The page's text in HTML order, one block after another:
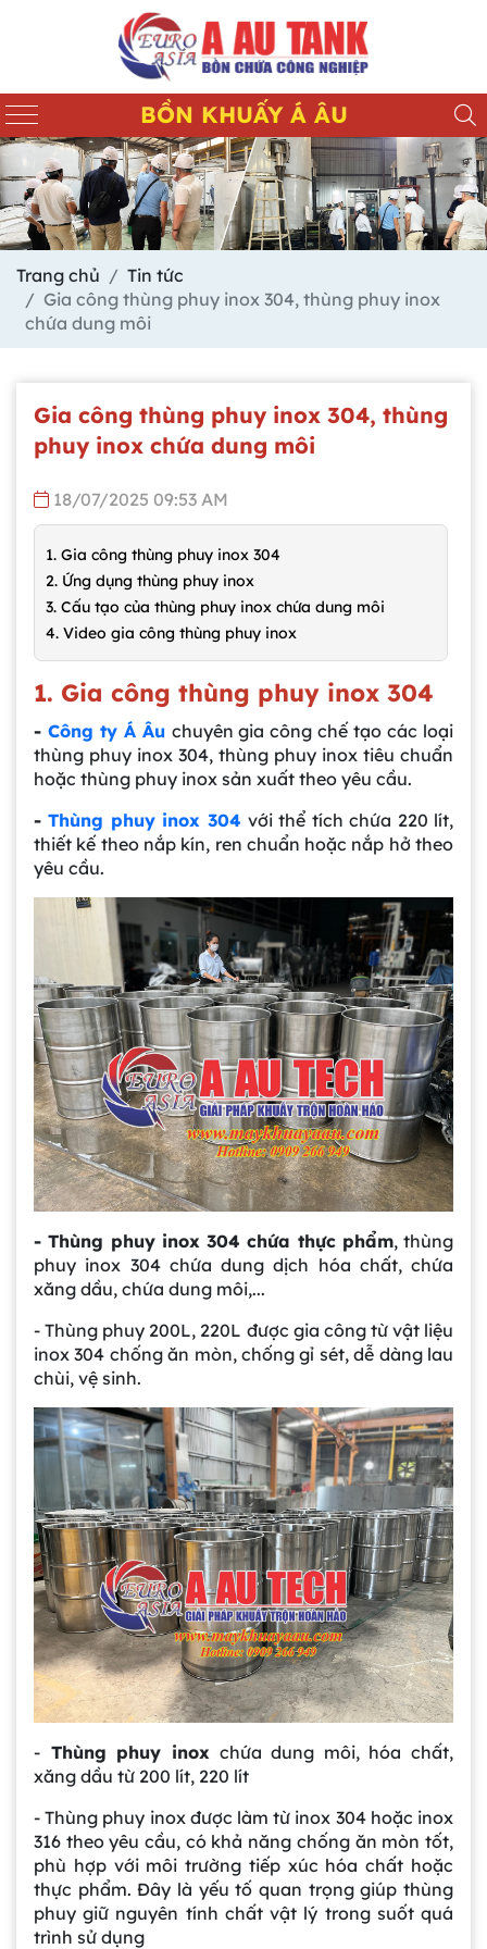
BỒN KHUẤY Á ÂU
Trang chủ
Tin tức
Gia công thùng phuy inox 304, thùng phuy inox
chứa dung môi
Gia công thùng phuy inox 304, thùng
phuy inox chứa dung môi
18/07/2025 09:53 AM
1. Gia công thùng phuy inox 304
2. Ứng dụng thùng phuy inox
3. Cấu tạo của thùng phuy inox chứa dung môi
4. Video gia công thùng phuy inox
1. Gia công thùng phuy inox 304
- Công ty Á Âu chuyên gia công chế tạo các loại
thùng phuy inox 304, thùng phuy inox tiêu chuẩn
hoặc thùng phuy inox sản xuất theo yêu cầu.
-Thùng phuy inox 304 với thể tích chứa 220 lít,
thiết kế theo nắp kín, ren chuẩn hoặc nắp hở theo
yêu cầu.
- Thùng phuy inox 304 chứa thực phẩm, thùng
phuy inox 304 chứa dung dịch hóa chất, chứa
xăng dầu, chứa dung môi,...
- Thùng phuy 200L, 220L được gia công từ vật liệu
inox 304 chống ăn mòn, chống gỉ sét, dễ dàng lau
chùi, vệ sinh.
- Thùng phuy inox chứa dung môi, hóa chất,
xăng dầu từ 200 lít, 220 lít
- Thùng phuy inox được làm từ inox 304 hoặc inox
316 theo yêu cầu, có khả năng chống ăn mòn tốt,
phù hợp với môi trường tiếp xúc hóa chất hoặc
thực phẩm. Đây là yếu tố quan trọng giúp thùng
phuy giữ nguyên tính chất vật lý trong suốt quá
trình sử dụng